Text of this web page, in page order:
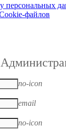
персональных
файлов
no-icon
email
no-icon